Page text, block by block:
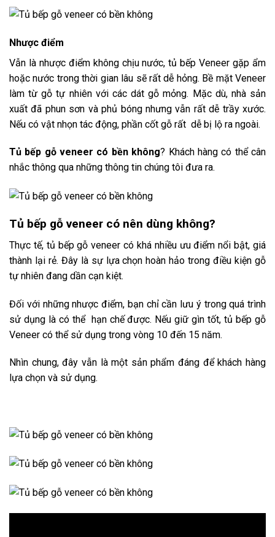
Nhược điểm
Vẫn là nhược điểm không chịu nước, tủ bếp Veneer gặp ẩm
hoặc nước trong thời gian lâu sẽ rất dễ hỏng. Bề mặt Veneer
làm từ gỗ tự nhiên với các dát gỗ mỏng. Mặc dù, nhà sản
xuất đã phun sơn và phủ bóng nhưng vẫn rất dễ trầy xước.
Nếu có vật nhọn tác động, phần cốt gỗ rất dễ bị lộ ra ngoài.
Tủ bếp gỗ veneer có bền không? Khách hàng có thể cân
nhắc thông qua những thông tin chúng tôi đưa ra.
Tủ bếp gỗ veneer có nên dùng không?
Thực tế, tủ bếp gỗ veneer có khá nhiều ưu điểm nổi bật, giá
thành lại rẻ. Đây là sự lựa chọn hoàn hảo trong điều kiện gỗ
tự nhiên đang dần cạn kiệt.
Đối với những nhược điểm, bạn chỉ cần lưu ý trong quá trình
sử dụng là có thể hạn chế được. Nếu giữ gìn tốt, tủ bếp gỗ
Veneer có thể sử dụng trong vòng 10 đến 15 năm.
Nhìn chung, đây vẫn là một sản phẩm đáng để khách hàng
lựa chọn và sử dụng.